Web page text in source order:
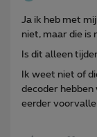
Ja ik heb met
niet, maar die is
Is dit alleen
Ik weet niet of
decoder hebben
eerder